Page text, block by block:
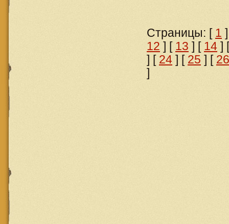
Страницы: [ 1
12 ] [ 13 ] [ 14 ]
] [ 24 ] [ 25 ] [ 26
]